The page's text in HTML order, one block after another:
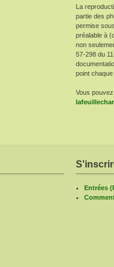
La
partie des
permise
préalable à
non
57-298 du
point
Vous
Entrées